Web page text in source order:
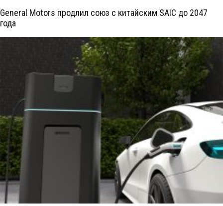
General Motors продлил союз с китайским SAIC до 2047
года